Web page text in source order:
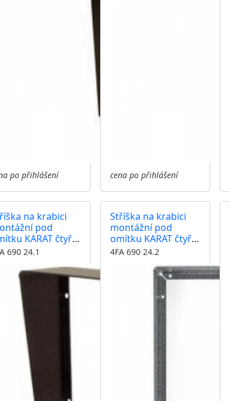
po přihlášení cena po přihlášení
na krabici
pod
KARAT čtyři
vertikální
690 24.1
Stříška na krabici
montážní pod
omítku KARAT čtyři
moduly vertikální
4FA 690 24.2